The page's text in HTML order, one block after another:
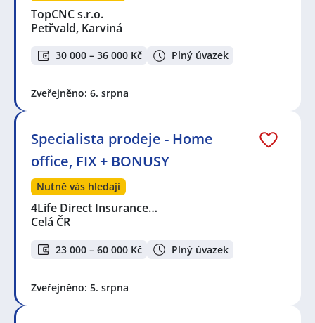
TopCNC s.r.o.
Petřvald, Karviná
30 000 – 36 000 Kč Plný úvazek
Zveřejněno: 6. srpna
Specialista prodeje - Home
office, FIX + BONUSY
Nutně vás hledají
4Life Direct Insurance…
Celá ČR
23 000 – 60 000 Kč Plný úvazek
Zveřejněno: 5. srpna